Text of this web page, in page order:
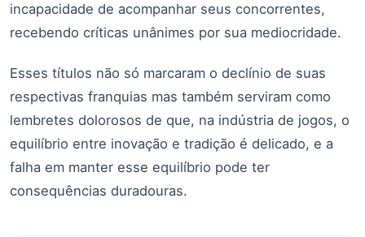
incapacidade de acompanhar seus concorrentes,
recebendo críticas unânimes por sua mediocridade.
Esses títulos não só marcaram o declínio de suas
respectivas franquias mas também serviram como
lembretes dolorosos de que, na indústria de jogos, o
equilíbrio entre inovação e tradição é delicado, e a
falha em manter esse equilíbrio pode ter
consequências duradouras.